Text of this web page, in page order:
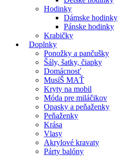
Hodinky
Dámske hodinky
Pánske hodinky
Krabičky
Doplnky
Ponožky a pančušky
Šály, šatky, čiapky
Domácnosť
MusíŠ MAŤ
Kryty na mobil
Móda pre miláčikov
Opasky a peňaženky
Peňaženky
Krása
Vlasy
Akrylové kravaty
Párty balóny